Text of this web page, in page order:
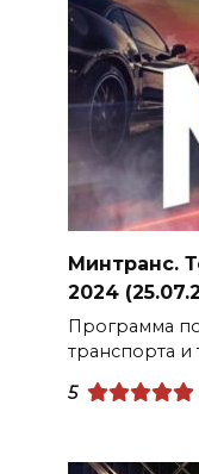
Минтранс.
2024
Программа
транспорта и
5